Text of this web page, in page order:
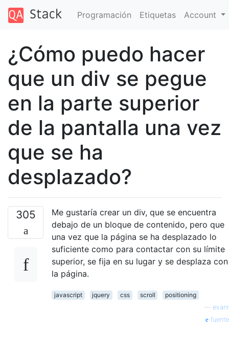
Programación Etiquetas Account
¿Cómo puedo hacer
que un div se pegue
en la parte superior
de la pantalla una vez
que se ha
desplazado?
305
Me gustaría crear un div, que se encuentra
debajo de un bloque de contenido, pero que
una vez que la página se ha desplazado lo
suficiente como para contactar con su límite
superior, se fija en su lugar y se desplaza con
la página.
javascript jquery css scroll
positioning
evanr
fuente